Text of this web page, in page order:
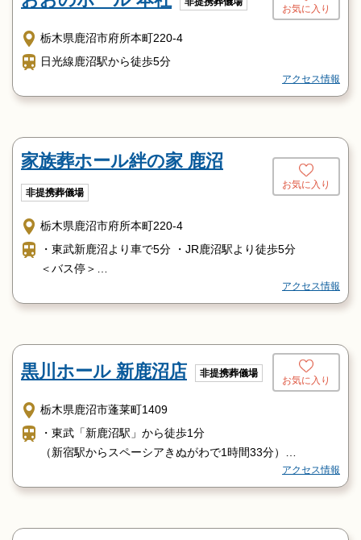
お気に入り
栃木県鹿沼市府所本町220-4
日光線鹿沼駅から徒歩5分
アクセス情報
家族葬ホール絆の家 鹿沼
非提携葬儀場
お気に入り
栃木県鹿沼市府所本町220-4
・東武新鹿沼より車で5分 ・JR鹿沼駅より徒歩5分
＜バス停＞
・鹿沼信用金前（鹿沼駅前） ・和貝ガレージ前（鹿沼駅
前）
アクセス情報
黒川ホール 新鹿沼店 非提携葬儀場
お気に入り
栃木県鹿沼市蓬莱町1409
・東武「新鹿沼駅」から徒歩1分
（新宿駅からスペーシアきぬがわで1時間33分）
（北千住駅からスペーシアきぬがわで1時間26分）
・JR鹿沼駅よりタクシーで５分
アクセス情報